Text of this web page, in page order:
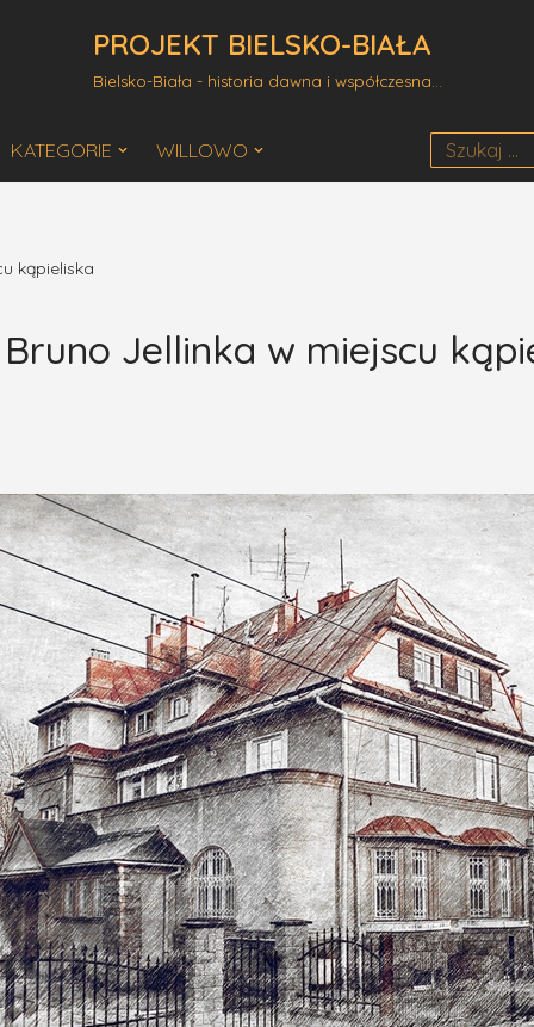
PROJEKT BIELSKO-BIAŁA
Bielsko-Biała - historia dawna i współczesna...
KATEGORIE WILLOWO
kąpieliska
Jellinka w miejscu